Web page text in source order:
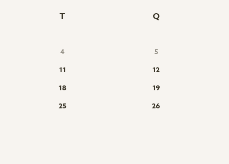
T Q
4 5
11 12
18 19
25 26